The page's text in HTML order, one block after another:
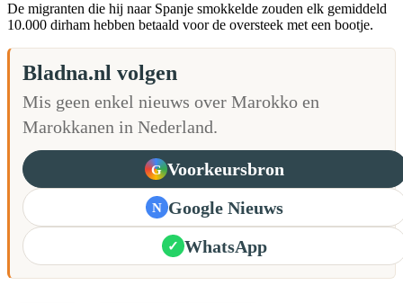
De migranten die hij naar Spanje smokkelde zouden elk gemiddeld
10.000 dirham hebben betaald voor de oversteek met een bootje.
Bladna.nl volgen
Mis geen enkel nieuws over Marokko en
Marokkanen in Nederland.
G Voorkeursbron
N Google Nieuws
✓ WhatsApp